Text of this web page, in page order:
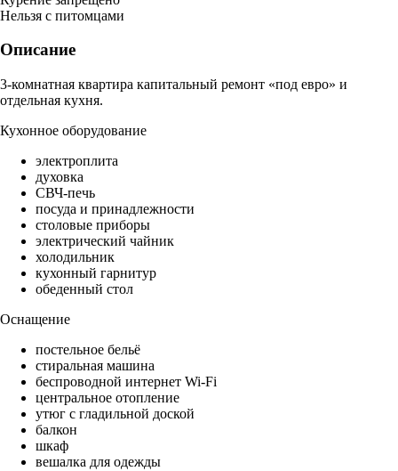
Нельзя с питомцами
Описание
3-комнатная квартира капитальный ремонт «под евро» и
отдельная кухня.
Кухонное оборудование
электроплита
духовка
СВЧ-печь
посуда и принадлежности
столовые приборы
электрический чайник
холодильник
кухонный гарнитур
обеденный стол
Оснащение
постельное бельё
стиральная машина
беспроводной интернет Wi-Fi
центральное отопление
утюг с гладильной доской
балкон
шкаф
вешалка для одежды